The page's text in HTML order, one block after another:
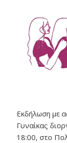
Εκδήλωση με
Γυναίκας
18:00, στο